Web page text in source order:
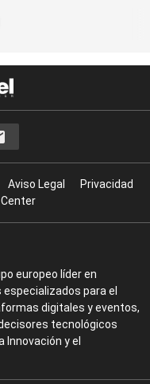
Aviso Legal
Privacidad
europeo líder en
para el
digitales y eventos,
tecnológicos
y el